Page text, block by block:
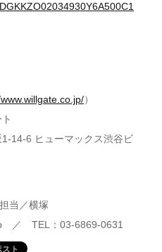
）
14-6 ヒューマックス渋谷ビ
当／横塚
／ TEL：03-6869-0631